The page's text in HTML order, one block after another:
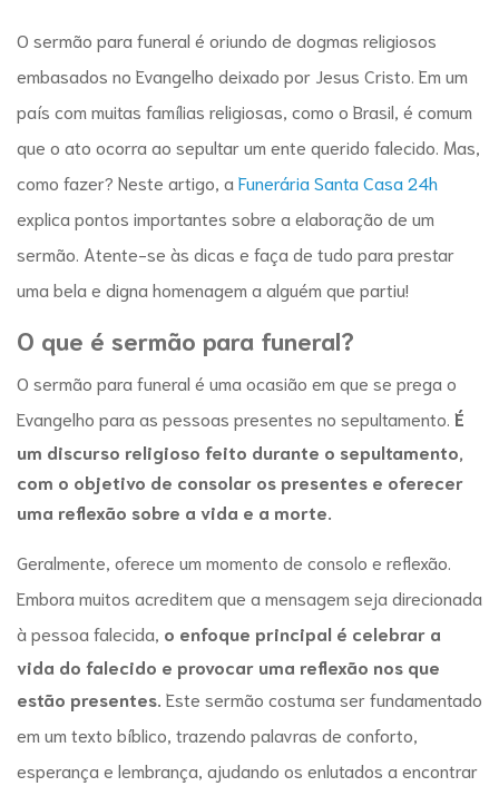
O sermão para funeral é oriundo de dogmas religiosos
embasados no Evangelho deixado por Jesus Cristo. Em um
país com muitas famílias religiosas, como o Brasil, é comum
que o ato ocorra ao sepultar um ente querido falecido. Mas,
como fazer? Neste artigo, aFunerária Santa Casa 24h
explica pontos importantes sobre a elaboração de um
sermão. Atente-se às dicas e faça de tudo para prestar
uma bela e digna homenagem a alguém que partiu!
O que é sermão para funeral?
O sermão para funeral é uma ocasião em que se prega o
Evangelho para as pessoas presentes no sepultamento. É
um discurso religioso feito durante o sepultamento,
com o objetivo de consolar os presentes e oferecer
uma reflexão sobre a vida e a morte.
Geralmente, oferece um momento de consolo e reflexão.
Embora muitos acreditem que a mensagem seja direcionada
à pessoa falecida, o enfoque principal é celebrar a
vida do falecido e provocar uma reflexão nos que
estão presentes. Este sermão costuma ser fundamentado
em um texto bíblico, trazendo palavras de conforto,
esperança e lembrança, ajudando os enlutados a encontrar